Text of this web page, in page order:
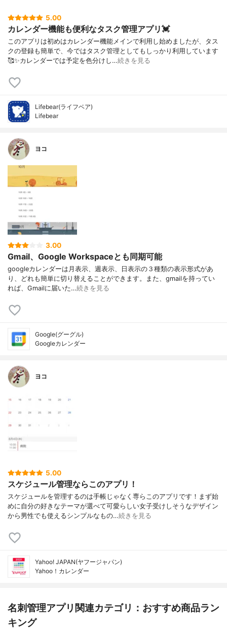
5.00
カレンダー機能も便利なタスク管理アプリ💓
このアプリは初めはカレンダー機能メインで利用し始めましたが、タス
クの登録も簡単で、今ではタスク管理としてもしっかり利用しています
🥰✨カレンダーでは予定を色分けし…続きを見る
Lifebear(ライフベア)
Lifebear
ヨコ
3.00
Gmail、Google Workspaceとも同期可能
googleカレンダーは月表示、週表示、日表示の３種類の表示形式があ
り、どれも簡単に切り替えることができます。また、gmailを持ってい
れば、Gmailに届いた…続きを見る
Google(グーグル)
Googleカレンダー
ヨコ
5.00
スケジュール管理ならこのアプリ！
スケジュールを管理するのは手帳じゃなく専らこのアプリです！まず始
めに自分の好きなテーマが選べて可愛らしい女子受けしそうなデザイン
から男性でも使えるシンプルなもの…続きを見る
Yahoo! JAPAN(ヤフージャパン)
Yahoo！カレンダー
名刺管理アプリ関連カテゴリ：おすすめ商品ラン
キング